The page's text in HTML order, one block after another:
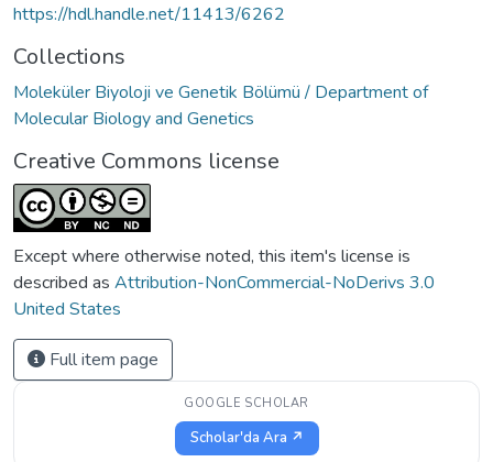
https://hdl.handle.net/11413/6262
Collections
Moleküler Biyoloji ve Genetik Bölümü / Department of
Molecular Biology and Genetics
Creative Commons license
Except where otherwise noted, this item's license is
described as Attribution-NonCommercial-NoDerivs 3.0
United States
Full item page
GOOGLE SCHOLAR
Scholar'da Ara ↗